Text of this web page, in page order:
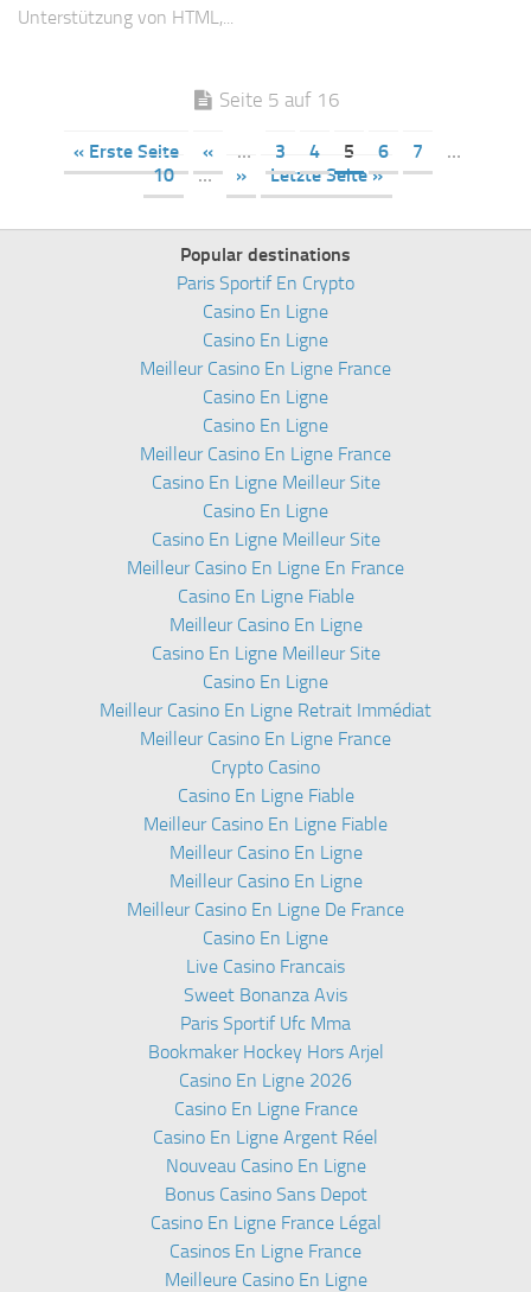
Unterstützung von HTML,...
Seite 5 auf 16
« Erste Seite « … 3 4 5 6 7
…
10
… » Letzte Seite »
Popular destinations
Paris Sportif En Crypto
Casino En Ligne
Casino En Ligne
Meilleur Casino En Ligne France
Casino En Ligne
Casino En Ligne
Meilleur Casino En Ligne France
Casino En Ligne Meilleur Site
Casino En Ligne
Casino En Ligne Meilleur Site
Meilleur Casino En Ligne En France
Casino En Ligne Fiable
Meilleur Casino En Ligne
Casino En Ligne Meilleur Site
Casino En Ligne
Meilleur Casino En Ligne Retrait Immédiat
Meilleur Casino En Ligne France
Crypto Casino
Casino En Ligne Fiable
Meilleur Casino En Ligne Fiable
Meilleur Casino En Ligne
Meilleur Casino En Ligne
Meilleur Casino En Ligne De France
Casino En Ligne
Live Casino Francais
Sweet Bonanza Avis
Paris Sportif Ufc Mma
Bookmaker Hockey Hors Arjel
Casino En Ligne 2026
Casino En Ligne France
Casino En Ligne Argent Réel
Nouveau Casino En Ligne
Bonus Casino Sans Depot
Casino En Ligne France Légal
Casinos En Ligne France
Meilleure Casino En Ligne